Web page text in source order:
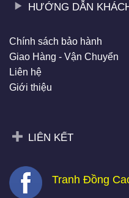
HƯỚNG DẪN
Chính sách bảo hành
Giao Hàng - Vận Chuyển
Liên hệ
Giới thiệu
LIÊN KẾT
Tranh Đồng